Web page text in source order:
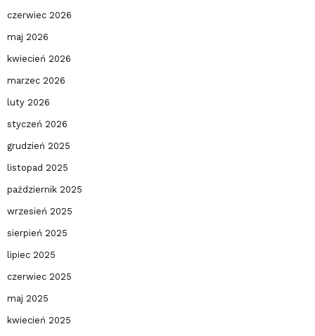
czerwiec 2026
maj 2026
kwiecień 2026
marzec 2026
luty 2026
styczeń 2026
grudzień 2025
listopad 2025
październik 2025
wrzesień 2025
sierpień 2025
lipiec 2025
czerwiec 2025
maj 2025
kwiecień 2025